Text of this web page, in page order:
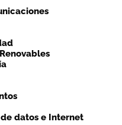
datos e Internet